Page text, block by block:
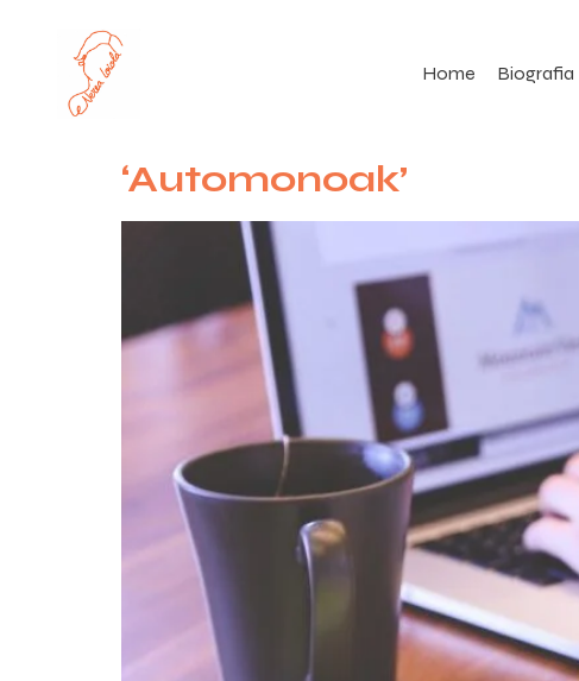
Home Biografia
‘Automonoak’